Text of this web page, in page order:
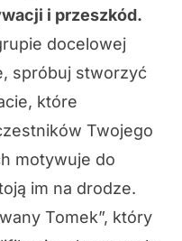
i przeszkód.
docelowej
spróbuj stworzyć
które
Twojego
motywuje do
im na drodze.
Tomek”, który